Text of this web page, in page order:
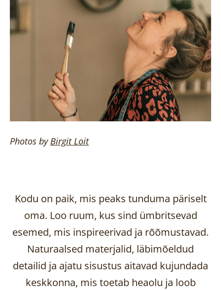
Photos byBirgitLoit
Kodu on paik, mis peaks tunduma päriselt
oma. Loo ruum, kus sind ümbritsevad
esemed, mis inspireerivad ja rõõmustavad.
Naturaalsed materjalid, läbimõeldud
detailid ja ajatu sisustus aitavad kujundada
keskkonna, mis toetab heaolu ja loob